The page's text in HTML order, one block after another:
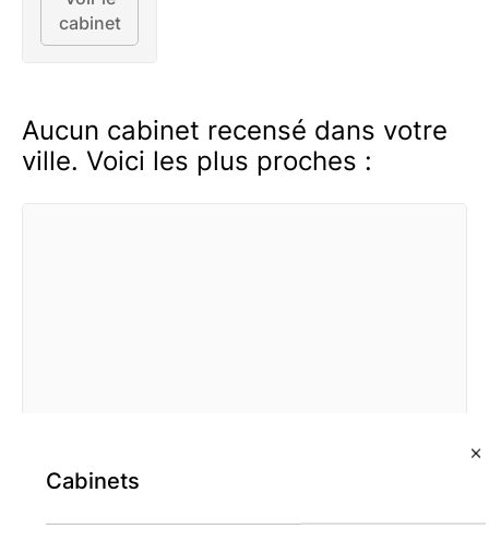
Cabinets
cabinet
Aucun cabinet recensé dans votre
ville. Voici les plus proches :